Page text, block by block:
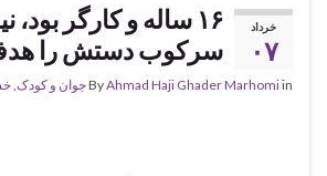
خرداد
۰۷
۱۶ ساله و کارگر بود،
سرکوب دستش را
ByAhmad Haji Ghader Marhomiin جوان و کودک,